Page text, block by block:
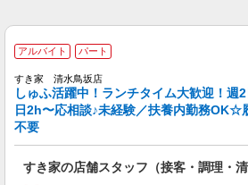
静岡県静岡市清水区
派遣社員
株式会社アイエーイー
食堂スタッフ
時給1,280円 交通費
アルバイト パート
すき家 清水鳥坂店
しゅふ活躍中！ランチタイム大歓迎！週
日2h〜応相談♪未経験／扶養内勤務OK☆
不要
すき家の店舗スタッフ（接客・調理・清